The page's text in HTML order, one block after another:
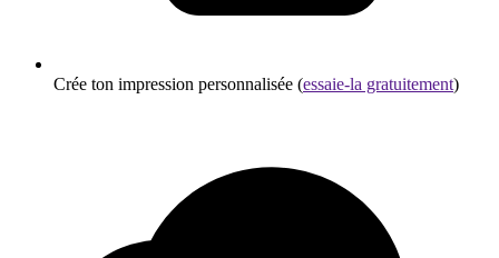
Crée ton impression personnalisée (essaie-la gratuitement)